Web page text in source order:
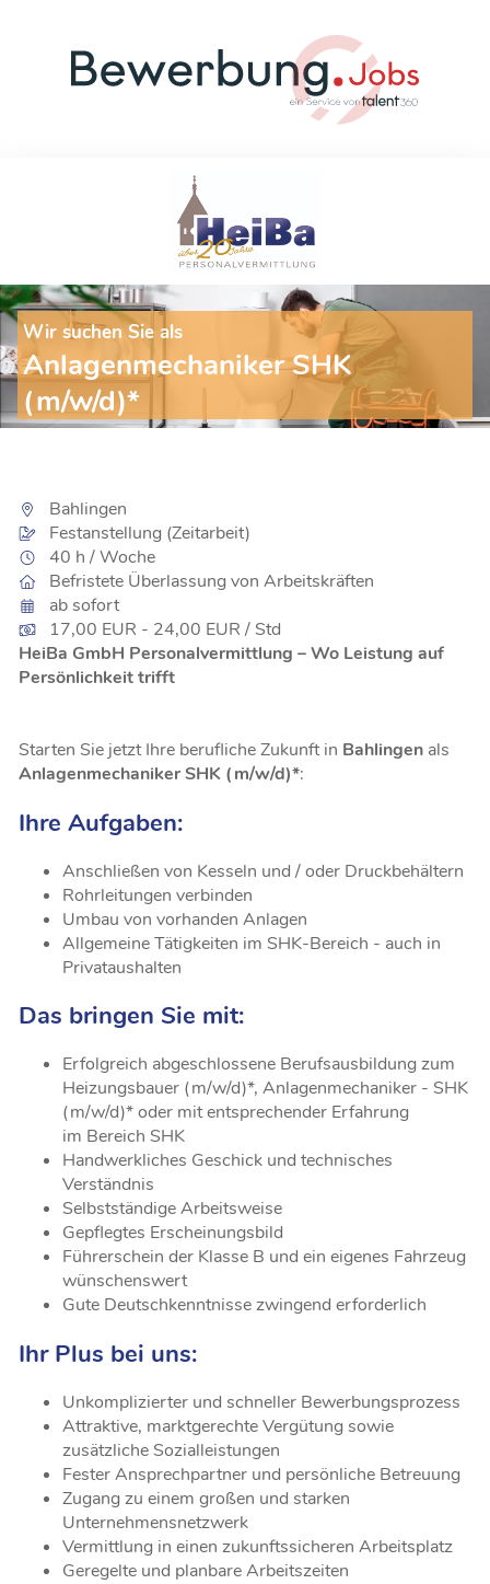
Wir suchen Sie als
Anlagenmechaniker SHK
(m/w/d)*
Bahlingen
Festanstellung (Zeitarbeit)
40 h / Woche
Befristete Überlassung von Arbeitskräften
ab sofort
17,00 EUR - 24,00 EUR / Std
HeiBa GmbH Personalvermittlung – Wo Leistung auf
Persönlichkeit trifft
Starten Sie jetzt Ihre berufliche Zukunft in Bahlingen als
Anlagenmechaniker SHK (m/w/d)*:
Ihre Aufgaben:
Anschließen von Kesseln und / oder Druckbehältern
Rohrleitungen verbinden
Umbau von vorhanden Anlagen
Allgemeine Tätigkeiten im SHK-Bereich - auch in
Privataushalten
Das bringen Sie mit:
Erfolgreich abgeschlossene Berufsausbildung zum
Heizungsbauer (m/w/d)*, Anlagenmechaniker - SHK
(m/w/d)* oder mit entsprechender Erfahrung
im Bereich SHK
Handwerkliches Geschick und technisches
Verständnis
Selbstständige Arbeitsweise
Gepflegtes Erscheinungsbild
Führerschein der Klasse B und ein eigenes Fahrzeug
wünschenswert
Gute Deutschkenntnisse zwingend erforderlich
Ihr Plus bei uns:
Unkomplizierter und schneller Bewerbungsprozess
Attraktive, marktgerechte Vergütung sowie
zusätzliche Sozialleistungen
Fester Ansprechpartner und persönliche Betreuung
Zugang zu einem großen und starken
Unternehmensnetzwerk
Vermittlung in einen zukunftssicheren Arbeitsplatz
Geregelte und planbare Arbeitszeiten